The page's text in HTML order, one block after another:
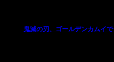
鬼滅の刃、ゴールデンカムイ